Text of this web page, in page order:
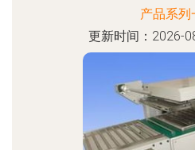
产品系列
更新时间：2026-